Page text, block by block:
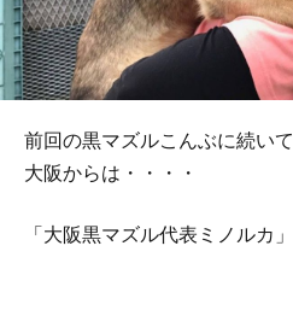
前回の黒マズルこんぶに続いて
大阪からは・・・・
「大阪黒マズル代表ミノルカ」